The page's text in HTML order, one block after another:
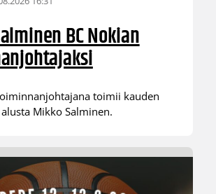
BC Nokian
toimii kauden
Mikko Salminen.